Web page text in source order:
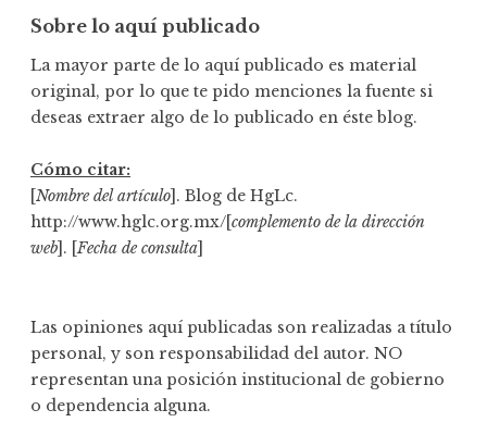
Sobre lo aquí publicado
La mayor parte de lo aquí publicado es material
original, por lo que te pido menciones la fuente si
deseas extraer algo de lo publicado en éste blog.
Cómo citar:
[Nombre del artículo]. Blog de HgLc.
http://www.hglc.org.mx/[complemento de la dirección
web]. [Fecha de consulta]
Las opiniones aquí publicadas son realizadas a título
personal, y son responsabilidad del autor. NO
representan una posición institucional de gobierno
o dependencia alguna.